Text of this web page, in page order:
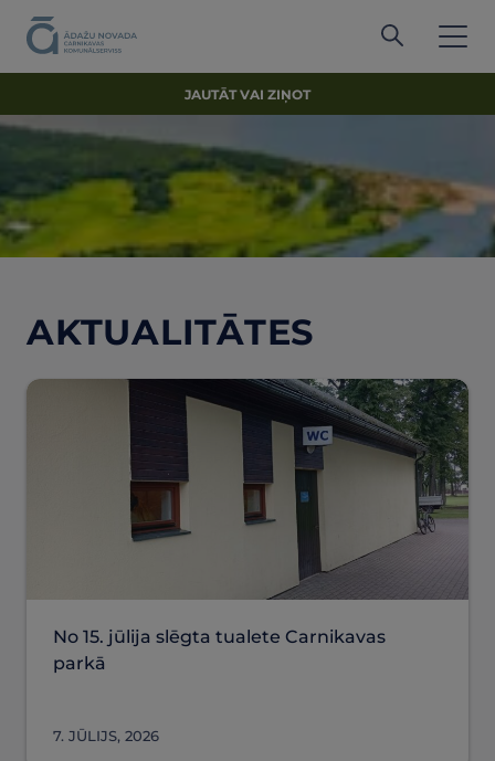
JAUTĀT VAI ZIŅOT
AKTUALITĀTES
No 15. jūlija slēgta tualete Carnikavas
parkā
7. JŪLIJS, 2026